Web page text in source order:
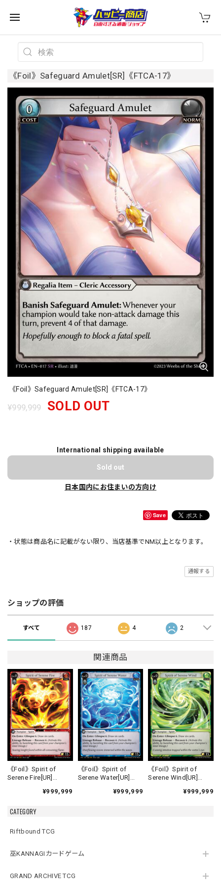
CATEGORY
Riftbound TCG
巫KANNAGIカードゲーム
GRAND ARCHIVE TCG
《Foil》Safeguard Amulet[SR]《FTCA-17》
《Foil》Safeguard Amulet[SR]《FTCA-17》
¥999,999 SOLD OUT
International shipping available
Sold out
日本国内にお住まいの方向け
Save
・状態は商品名に記載がない限り、当店基準でNM以上となります。
通報する
ショップの評価
すべて 187 4 2
関連商品
《Foil》Spirit of
Serene Fire[UR]
¥999,999
《Foil》Spirit of
Serene Water[UR]
¥999,999
《Foil》Spirit of
Serene Wind[UR]
¥999,999